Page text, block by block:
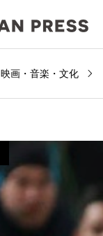
映画・音楽・文化